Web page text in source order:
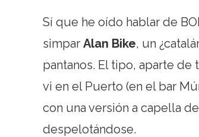
Sí que he oído hablar de
simpar Alan Bike, un
pantanos. El tipo, aparte de
vi en el Puerto (en el bar
con una versión a capella
despelotándose.